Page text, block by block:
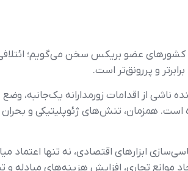
عضو بریکس سخن می‌گویم؛ ائتلافی
و پررونق‌تر است.
ناشی از اقدامات زورمدارانه یک‌جانبه،
همزمان، تنش‌های ژئوپلیتیکی و بحران
ابزارهای اقتصادی، نه تنها اعتماد
موانع تجاری، افزایش هزینه‌های مبادله